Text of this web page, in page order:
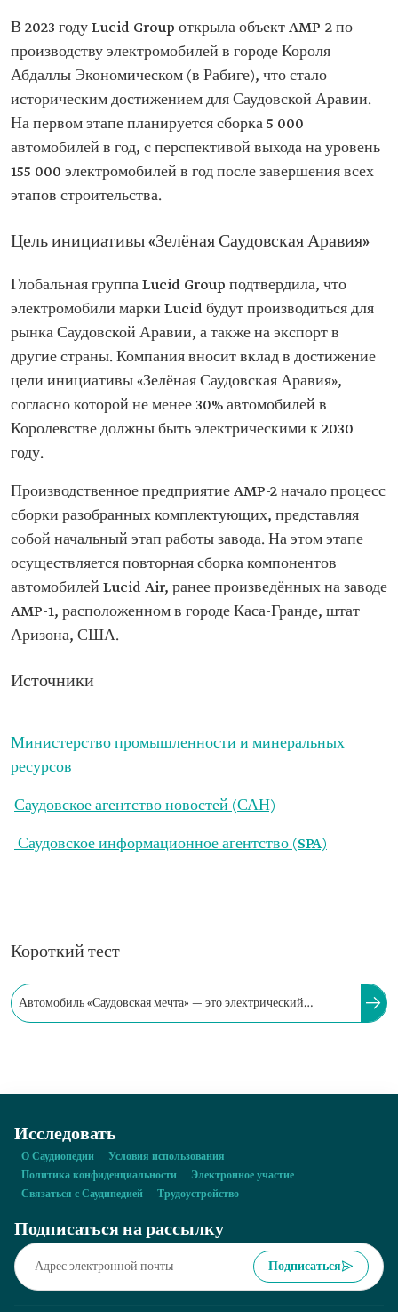
В 2023 году Lucid Group открыла объект AMP-2 по
производству электромобилей в городе Короля
Абдаллы Экономическом (в Рабиге), что стало
историческим достижением для Саудовской Аравии.
На первом этапе планируется сборка 5 000
автомобилей в год, с перспективой выхода на уровень
155 000 электромобилей в год после завершения всех
этапов строительства.
Цель инициативы «Зелёная Саудовская Аравия»
Глобальная группа Lucid Group подтвердила, что
электромобили марки Lucid будут производиться для
рынка Саудовской Аравии, а также на экспорт в
другие страны. Компания вносит вклад в достижение
цели инициативы «Зелёная Саудовская Аравия»,
согласно которой не менее 30% автомобилей в
Королевстве должны быть электрическими к 2030
году.
Производственное предприятие AMP-2 начало процесс
сборки разобранных комплектующих, представляя
собой начальный этап работы завода. На этом этапе
осуществляется повторная сборка компонентов
автомобилей Lucid Air, ранее произведённых на заводе
AMP-1, расположенном в городе Каса-Гранде, штат
Аризона, США.
Источники
Министерство промышленности и минеральных
ресурсов
Саудовское агентство новостей (САН)
Саудовское информационное агентство (SPA)
Короткий тест
Автомобиль «Саудовская мечта» — это электрический
Исследовать
О Саудиопедии
Условия использования
Политика конфиденциальности
Электронное участие
Связаться с Саудипедией
Трудоустройство
Подписаться на рассылку
Подписаться